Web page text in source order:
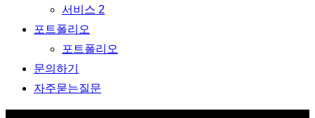
서비스 2
포트폴리오
포트폴리오
문의하기
자주묻는질문